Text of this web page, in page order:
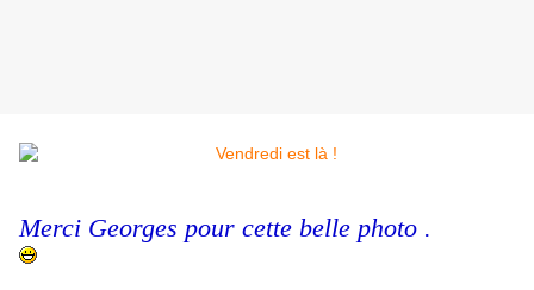
Merci Georges pour cette belle photo .